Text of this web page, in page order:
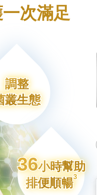
次滿足
調整
叢生態
調整
叢生態
36小時幫助
排便順暢3
36小時幫助
排便順暢3